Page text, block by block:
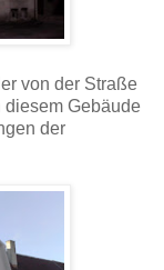
von der Straße
diesem Gebäude
der